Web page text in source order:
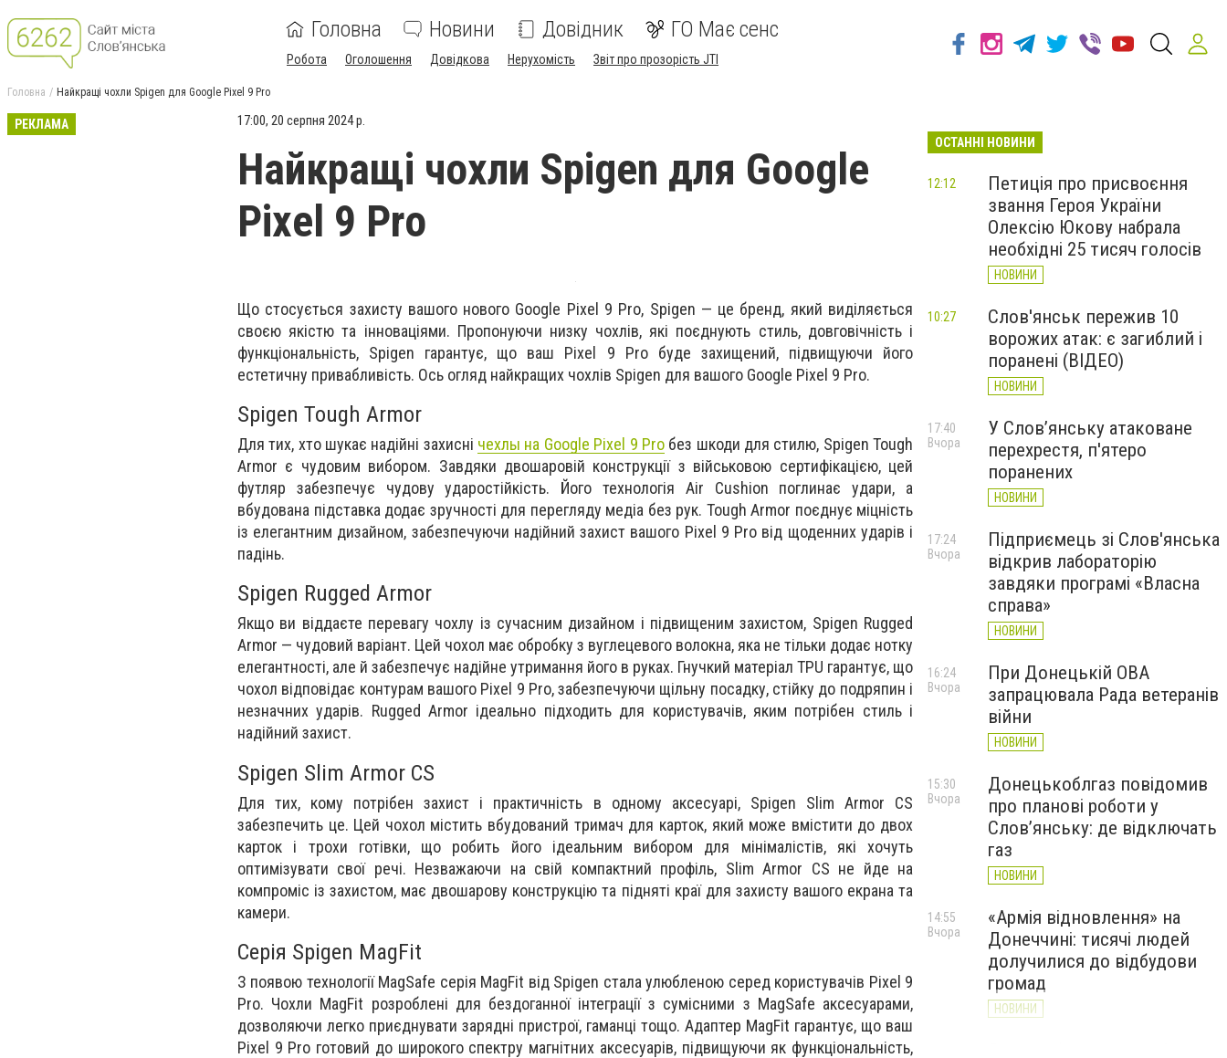
Головна Новини Довідник ГО Має сенс
Робота Оголошення Довідкова Нерухомість Звіт про прозорість JTI
Головна Найкращі чохли Spigen для Google Pixel 9 Pro
РЕКЛАМА 17:00, 20 серпня 2024 р.
Найкращі чохли Spigen для Google
Pixel 9 Pro
Що стосується захисту вашого нового Google Pixel 9 Pro, Spigen — це бренд, який виділяється
своєю якістю та інноваціями. Пропонуючи низку чохлів, які поєднують стиль, довговічність і
функціональність, Spigen гарантує, що ваш Pixel 9 Pro буде захищений, підвищуючи його
естетичну привабливість. Ось огляд найкращих чохлів Spigen для вашого Google Pixel 9 Pro.
Spigen Tough Armor
Для тих, хто шукає надійні захисні чехлы на Google Pixel 9 Proбез шкоди для стилю, Spigen Tough
Armor є чудовим вибором. Завдяки двошаровій конструкції з військовою сертифікацією, цей
футляр забезпечує чудову ударостійкість. Його технологія Air Cushion поглинає удари, а
вбудована підставка додає зручності для перегляду медіа без рук. Tough Armor поєднує міцність
із елегантним дизайном, забезпечуючи надійний захист вашого Pixel 9 Pro від щоденних ударів і
падінь.
Spigen Rugged Armor
Якщо ви віддаєте перевагу чохлу із сучасним дизайном і підвищеним захистом, Spigen Rugged
Armor — чудовий варіант. Цей чохол має обробку з вуглецевого волокна, яка не тільки додає нотку
елегантності, але й забезпечує надійне утримання його в руках. Гнучкий матеріал TPU гарантує, що
чохол відповідає контурам вашого Pixel 9 Pro, забезпечуючи щільну посадку, стійку до подряпин і
незначних ударів. Rugged Armor ідеально підходить для користувачів, яким потрібен стиль і
надійний захист.
Spigen Slim Armor CS
Для тих, кому потрібен захист і практичність в одному аксесуарі, Spigen Slim Armor CS
забезпечить це. Цей чохол містить вбудований тримач для карток, який може вмістити до двох
карток і трохи готівки, що робить його ідеальним вибором для мінімалістів, які хочуть
оптимізувати свої речі. Незважаючи на свій компактний профіль, Slim Armor CS не йде на
компроміс із захистом, має двошарову конструкцію та підняті краї для захисту вашого екрана та
камери.
Серія Spigen MagFit
З появою технології MagSafe серія MagFit від Spigen стала улюбленою серед користувачів Pixel 9
Pro. Чохли MagFit розроблені для бездоганної інтеграції з сумісними з MagSafe аксесуарами,
дозволяючи легко приєднувати зарядні пристрої, гаманці тощо. Адаптер MagFit гарантує, що ваш
Pixel 9 Pro готовий до широкого спектру магнітних аксесуарів, підвищуючи як функціональність,
ОСТАННІ НОВИНИ
Петиція про присвоєння
звання Героя України
Олексію Юкову набрала
необхідні 25 тисяч голосів
НОВИНИ
12:12
Слов'янськ пережив 10
ворожих атак: є загиблий і
поранені (ВІДЕО)
НОВИНИ
10:27
У Слов’янську атаковане
перехрестя, п'ятеро
поранених
НОВИНИ
17:40
Вчора
Підприємець зі Слов'янська
відкрив лабораторію
завдяки програмі «Власна
справа»
НОВИНИ
17:24
Вчора
При Донецькій ОВА
запрацювала Рада ветеранів
війни
НОВИНИ
16:24
Вчора
Донецькоблгаз повідомив
про планові роботи у
Слов’янську: де відключать
газ
НОВИНИ
15:30
Вчора
«Армія відновлення» на
Донеччині: тисячі людей
долучилися до відбудови
громад
НОВИНИ
14:55
Вчора